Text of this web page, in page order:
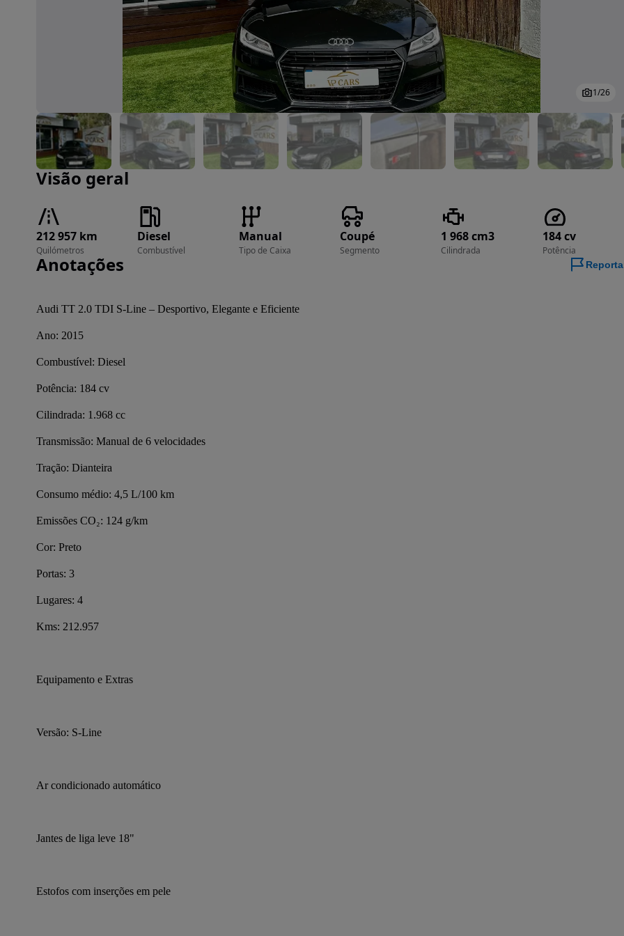
Imagem 1 de 26
1/26
Visão geral
212 957 km
Quilómetros
Diesel
Combustível
Manual
Tipo de Caixa
Coupé
Segmento
1 968 cm3
Cilindrada
184 cv
Potência
Anotações
Audi TT 2.0 TDI S-Line – Desportivo, Elegante e Eficiente
Ano: 2015
Combustível: Diesel
Potência: 184 cv
Cilindrada: 1.968 cc
Transmissão: Manual de 6 velocidades
Tração: Dianteira
Consumo médio: 4,5 L/100 km
Emissões CO₂: 124 g/km
Cor: Preto
Portas: 3
Lugares: 4
Kms: 212.957
Equipamento e Extras
Versão: S-Line
Ar condicionado automático
Jantes de liga leve 18"
Estofos com inserções em pele